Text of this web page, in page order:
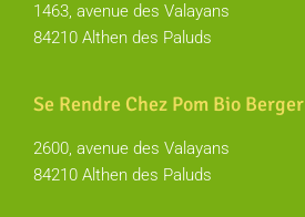
1463, avenue des Valayans
84210 Althen des Paluds
Se Rendre Chez Pom Bio Berger
2600, avenue des Valayans
84210 Althen des Paluds